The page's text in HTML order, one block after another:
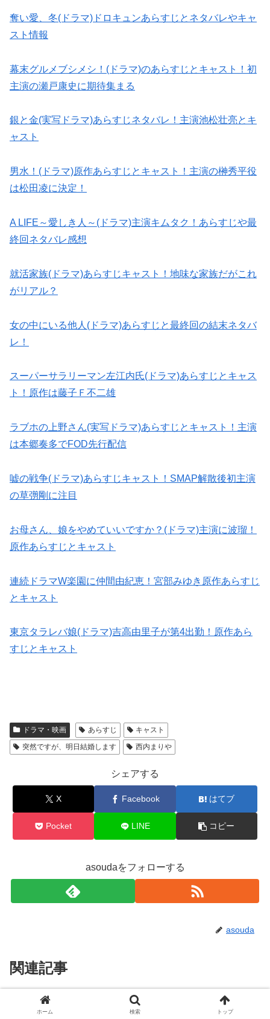
奪い愛、冬(ドラマ)ドロキュンあらすじとネタバレやキャ
スト情報
幕末グルメブシメシ！(ドラマ)のあらすじとキャスト！初
主演の瀬戸康史に期待集まる
銀と金(実写ドラマ)あらすじネタバレ！主演池松壮亮とキ
ャスト
男水！(ドラマ)原作あらすじとキャスト！主演の榊秀平役
は松田凌に決定！
A LIFE～愛しき人～(ドラマ)主演キムタク！あらすじや最
終回ネタバレ感想
就活家族(ドラマ)あらすじキャスト！地味な家族だがこれ
がリアル？
女の中にいる他人(ドラマ)あらすじと最終回の結末ネタバ
レ！
スーパーサラリーマン左江内氏(ドラマ)あらすじとキャス
ト！原作は藤子Ｆ不二雄
ラブホの上野さん(実写ドラマ)あらすじとキャスト！主演
は本郷奏多でFOD先行配信
嘘の戦争(ドラマ)あらすじキャスト！SMAP解散後初主演
の草彅剛に注目
お母さん、娘をやめていいですか？(ドラマ)主演に波瑠！
原作あらすじとキャスト
連続ドラマW楽園に仲間由紀恵！宮部みゆき原作あらすじ
とキャスト
東京タラレバ娘(ドラマ)吉高由里子が第4出勤！原作あら
すじとキャスト
ドラマ・映画 あらすじ
キャスト
突然ですが、明日結婚します
西内まりや
シェアする
X Facebook はてブ
Pocket LINE コピー
asoudaをフォローする
asouda
関連記事
水曜日の夜に観たい！癒しの中国
ドラマおすすめ5選
ホーム 検索 トップ